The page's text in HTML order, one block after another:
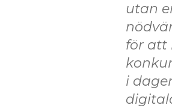
utan
för att
i